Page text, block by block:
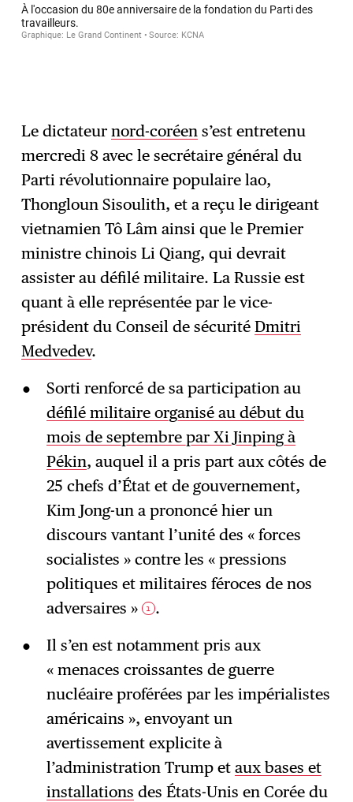
Le dictateurnord-coréen s’est entretenu
mercredi 8 avec le secrétaire général du
Parti révolutionnaire populaire lao,
Thongloun Sisoulith, et a reçu le dirigeant
vietnamien Tô Lâm ainsi que le Premier
ministre chinois Li Qiang, qui devrait
assister au défilé militaire. La Russie est
quant à elle représentée par le vice-
président du Conseil de sécuritéDmitri
Medvedev.
Sorti renforcé de sa participation au
défilé militaire organisé au début du
mois de septembre par Xi Jinping à
Pékin, auquel il a pris part aux côtés de
25 chefs d’État et de gouvernement,
Kim Jong-un a prononcé hier un
discours vantant l’unité des « forces
socialistes » contre les « pressions
politiques et militaires féroces de nos
adversaires »
1 .
Il s’en est notamment pris aux
« menaces croissantes de guerre
nucléaire proférées par les impérialistes
américains », envoyant un
avertissement explicite à
l’administration Trump et aux bases et
installations des États-Unis en Corée du